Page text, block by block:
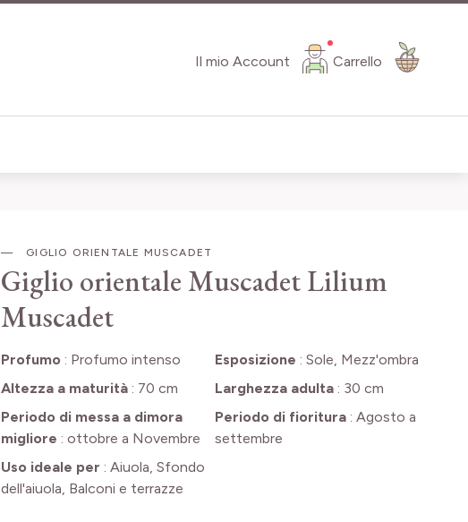
Il mio Account Carrello
GIGLIO ORIENTALE MUSCADET
Giglio orientale MuscadetLilium
Muscadet
Profumo : Profumo intenso Esposizione : Sole, Mezz'ombra
Altezza a maturità: 70 cm Larghezza adulta: 30 cm
Periodo di messa a dimora
migliore : ottobre a Novembre
Periodo di fioritura: Agosto a
settembre
Uso ideale per : Aiuola, Sfondo
dell'aiuola, Balconi e terrazze